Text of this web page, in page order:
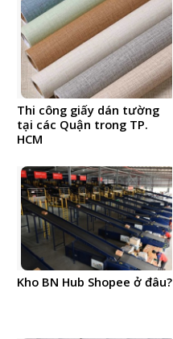
Thi công giấy dán tường
tại các Quận trong TP.
HCM
Kho BN Hub Shopee ở đâu?